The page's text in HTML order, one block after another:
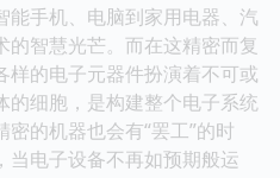
能手机、电脑到家用电器、汽
的智慧光芒。而在这精密而复
样的电子元器件扮演着不可或
的细胞，是构建整个电子系统
的机器也会有“罢工”的时
当电子设备不再如预期般运